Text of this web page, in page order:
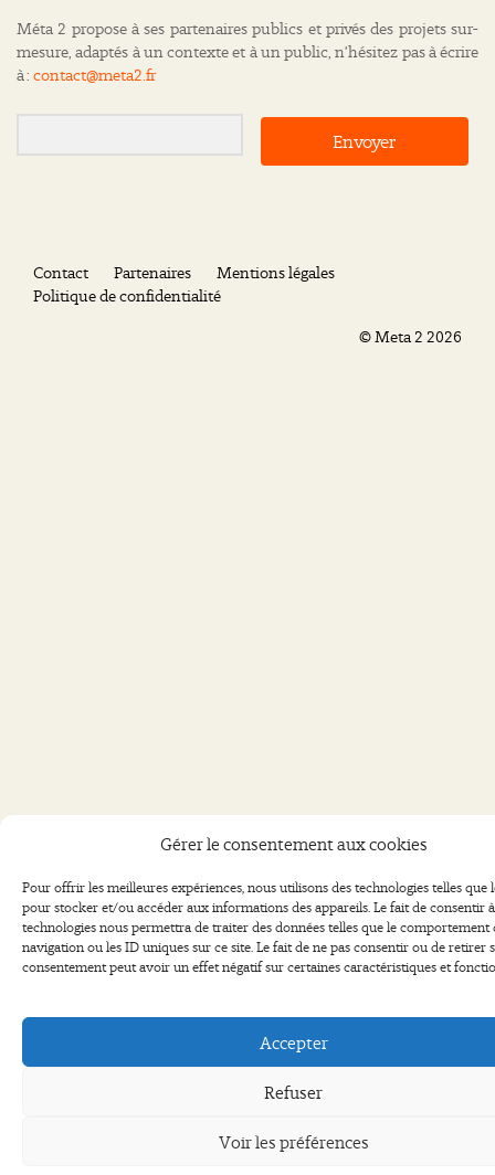
Gérer le consentement aux cookies
Pour offrir les meilleures expériences, nous utilisons des technologies telles que
pour stocker et/ou accéder aux informations des appareils. Le fait de consentir
technologies nous permettra de traiter des données telles que le comportement
navigation ou les ID uniques sur ce site. Le fait de ne pas consentir ou de retirer
consentement peut avoir un effet négatif sur certaines caractéristiques et
Accepter
Refuser
Voir les préférences
Méta 2 propose à ses partenaires publics et privés des projets sur-
mesure, adaptés à un contexte et à un public, n’hésitez pas à écrire
à : contact@meta2.fr
Envoyer
Contact Partenaires
Mentions légales
Politique de confidentialité
©Meta 2 2026